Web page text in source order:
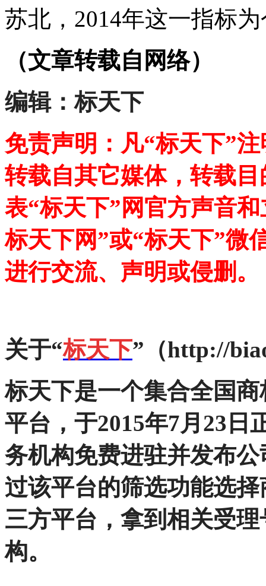
苏北，2014年这一指标
（文章转载自网络）
编辑：标天下
免责声明：凡“标天下”
转载自其它媒体，转载
表“标天下”网官方声音
标天下网”或“标天下”微
进行交流、声明或侵删。
关于“标天下”（http://
标天下是一个集合全国
平台，于2015年7月23日
务机构免费进驻并发布
过该平台的筛选功能选
三方平台，拿到相关受
构。